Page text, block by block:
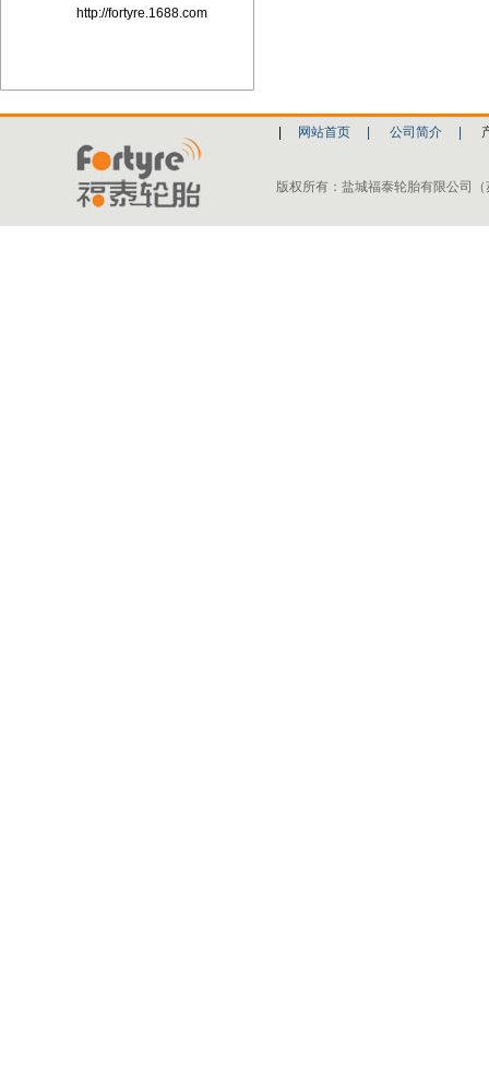
http://fortyre.1688.com
网站首页 公司简介
版权所有：盐城福泰轮胎有限公司（